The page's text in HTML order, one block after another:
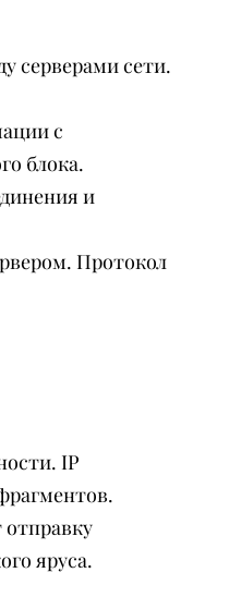
серверами сети.
с
блока.
и
Протокол
IP
яруса.